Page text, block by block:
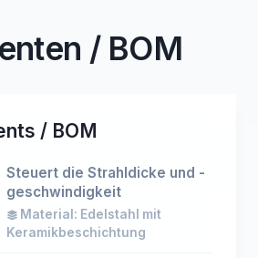
/ BOM
/ BOM
Steuert die Strahldicke und -
geschwindigkeit
Material: Edelstahl mit
Keramikbeschichtung